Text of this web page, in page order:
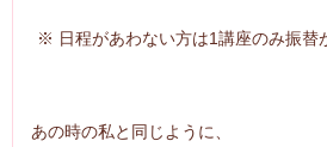
※ 日程があわない方は1講座のみ振替
あの時の私と同じように、